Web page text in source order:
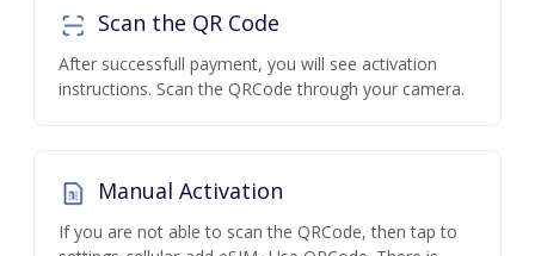
Scan the QR Code
After successfull payment, you will see activation
instructions. Scan the QRCode through your camera.
Manual Activation
If you are not able to scan the QRCode, then tap to